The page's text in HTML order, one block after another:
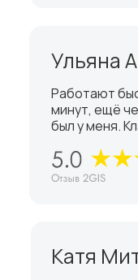
Катя
Ульяна
Работают
минут, ещё
был у меня.